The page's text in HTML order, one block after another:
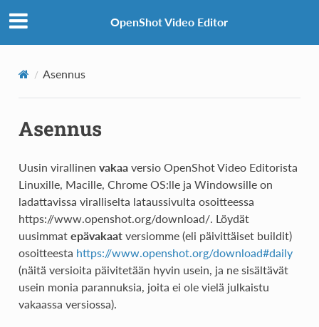
OpenShot Video Editor
Asennus
Asennus
Uusin virallinen vakaaversio OpenShot Video Editorista
Linuxille, Macille, Chrome OS:lle ja Windowsille on
ladattavissa viralliselta lataussivulta osoitteessa
https://www.openshot.org/download/. Löydät
uusimmat epävakaatversiomme (eli päivittäiset buildit)
osoitteesta https://www.openshot.org/download#daily
(näitä versioita päivitetään hyvin usein, ja ne sisältävät
usein monia parannuksia, joita ei ole vielä julkaistu
vakaassa versiossa).